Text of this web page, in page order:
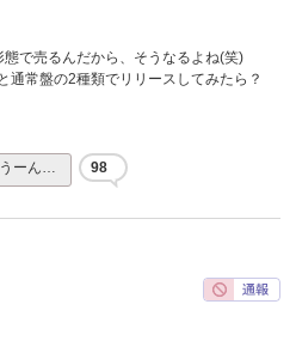
で売るんだから、そうなるよね(笑)
通常盤の2種類でリリースしてみたら？
うーん… 98